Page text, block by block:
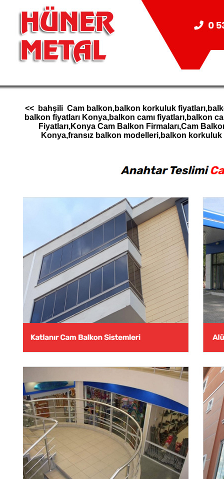
<< bahşili Cam balkon,balkon korkuluk
balkon fiyatları Konya,balkon camı fiyatları,balkon
Fiyatları,Konya Cam Balkon Firmaları,Cam
Konya,fransız balkon modelleri,balkon